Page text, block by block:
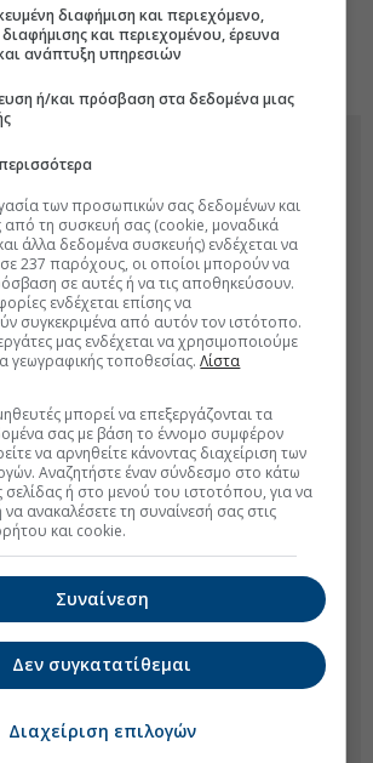
ανθεκτικότητα
στα καύσιμα η κυβέρνηση,
διαφήμιση και περιεχόμενο,
και περιεχομένου, έρευνα
ανάπτυξη υπηρεσιών
ή/και πρόσβαση στα δεδομένα μιας
των προσωπικών σας δεδομένων και
από τη συσκευή σας (cookie, μοναδικά
άλλα δεδομένα συσκευής) ενδέχεται να
237 παρόχους, οι οποίοι μπορούν να
σε αυτές ή να τις αποθηκεύσουν.
ενδέχεται επίσης να
συγκεκριμένα από αυτόν τον ιστότοπο.
μας ενδέχεται να χρησιμοποιούμε
γεωγραφικής τοποθεσίας.Λίστα
μπορεί να επεξεργάζονται τα
σας με βάση το έννομο συμφέρον
να αρνηθείτε κάνοντας διαχείριση των
Αναζητήστε έναν σύνδεσμο στο κάτω
σελίδας ή στο μενού του ιστοτόπου, για να
να ανακαλέσετε τη συναίνεσή σας στις
και cookie.
Συναίνεση
Δεν συγκατατίθεμαι
Διαχείριση επιλογών